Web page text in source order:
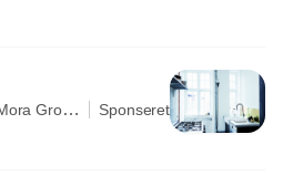
Group
Sponseret